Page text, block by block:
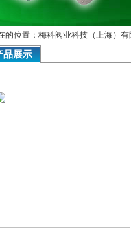
的位置：梅科阀业科技（上海）
品展示